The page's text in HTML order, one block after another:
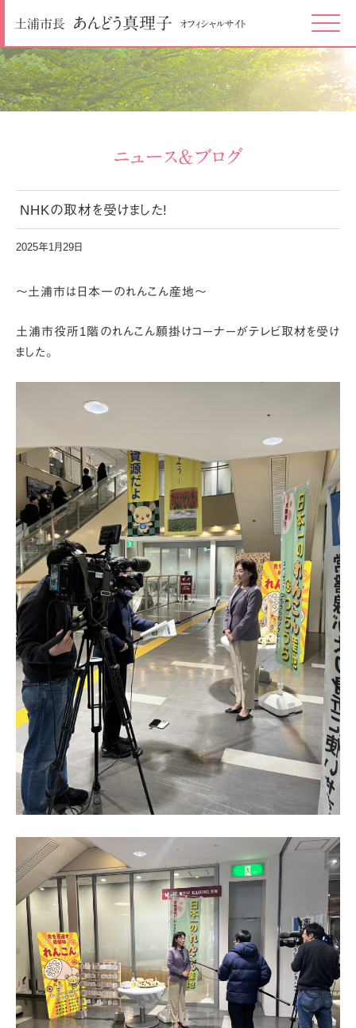
土浦市長 あんどう真理子 オフィシャルサイト Click
ニュース＆ブログ
NHKの取材を受けました!
2025年1月29日
～土浦市は日本一のれんこん産地～
土浦市役所1階のれんこん願掛けコーナーがテレビ取材を受け
ました。